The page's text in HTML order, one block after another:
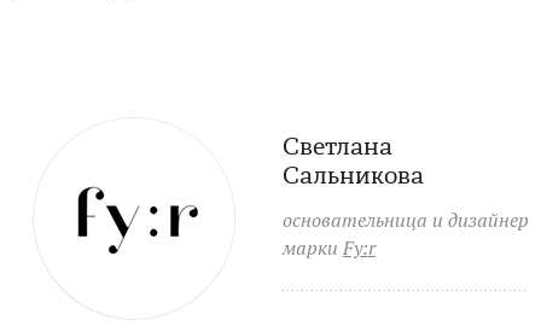
Светлана
Сальникова
основательница и дизайнер
марки Fy:r